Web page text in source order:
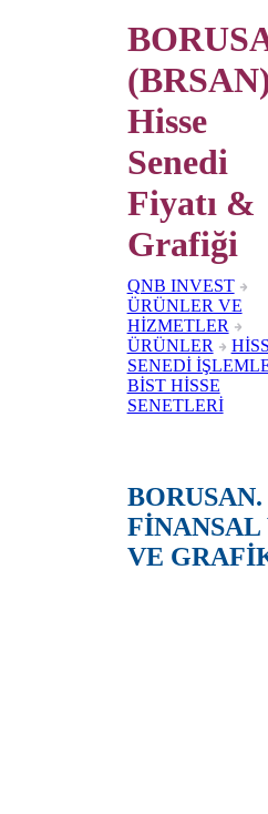
Hisse
Senedi
Fiyatı &
Grafiği
QNB INVEST
ÜRÜNLER VE
HİZMETLER
ÜRÜNLER
SENEDİ
BİST HİSSE
SENETLERİ
VE